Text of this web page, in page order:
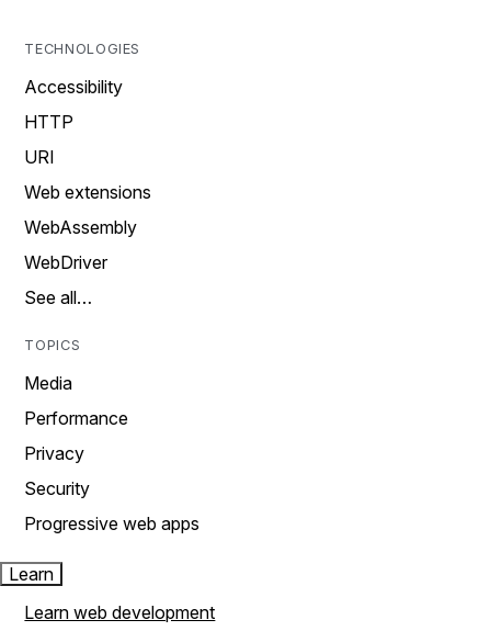
TECHNOLOGIES
Accessibility
HTTP
URI
Web extensions
WebAssembly
WebDriver
See all…
TOPICS
Media
Performance
Privacy
Security
Progressive web apps
Learn
Learn web development